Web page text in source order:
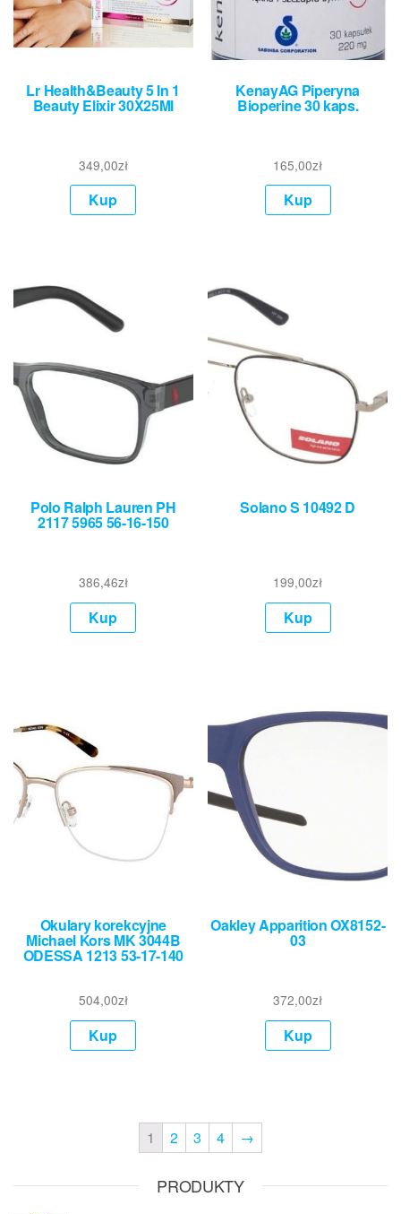
Lr Health&Beauty 5 In 1
Beauty Elixir 30X25Ml
349,00zł
Kup
KenayAG Piperyna
Bioperine 30 kaps.
165,00zł
Kup
Polo Ralph Lauren PH
2117 5965 56-16-150
386,46zł
Kup
Solano S 10492 D
199,00zł
Kup
Okulary korekcyjne
Michael Kors MK 3044B
ODESSA 1213 53-17-140
504,00zł
Kup
Oakley Apparition OX8152-
03
372,00zł
Kup
1 2 3 4 →
PRODUKTY